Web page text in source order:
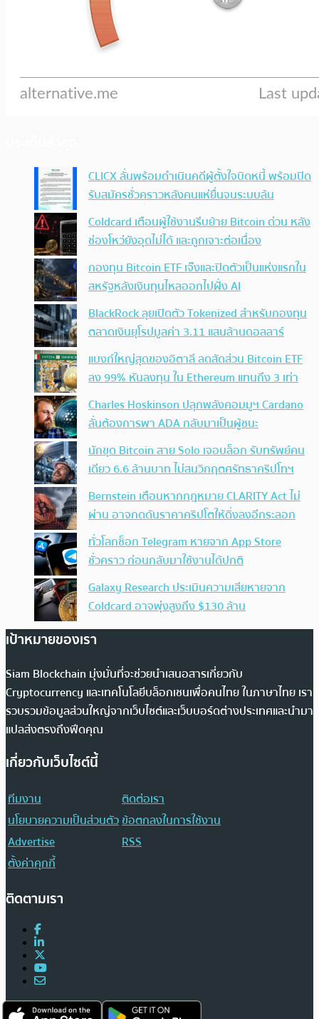
CLICX ลั่นพร้อมดำเนินคดีผู้ตั้งใจบิดหนี้ พร้อมปิด
รับสมัครชั่วคราวหลังคนแห่ยื่นจนระบบล้น
Coldcard เตือนผู้ใช้งานรีบย้าย Bitcoin ด่วน หลัง
ช่องโหว่ยังอุดไม่ได้ และถูกเจาะต่อเนื่อง
กองทุน Bitcoin ETF เจ๊งและปิดตัวเป็นแห่งแรกใน
สหรัฐหลังเงินทุนไหลออกไปฝั่ง AI
BlackRock ลุยเปิดตัว Tokenized สำหรับกองทุน
ตลาดเงินยุโรปมูลค่า 3.11 แสนล้านดอลลาร์
แบงก์ใหญ่สุดของอิตาลี ลดสัดส่วน Bitcoin ETF
ลง 99% หันลงทุน ใน Ethereum แทนถึง 3 เท่า
Charles Hoskinson ปลุกพลังคอมมูฯ Cardano
ลั่นต้องการพา ADA กลับมาเป็นผู้ชนะ
นักขุด Bitcoin สาย Solo เจอบล็อก รับทรัพย์คน
เดียว 6.6 ล้านบาท ไม่สนวิกฤตศรัทธาคริปโทฯ
Bernstein เตือนหากกฎหมาย CLARITY Act ไม่
ผ่าน อาจกดดันราคาคริปโตให้ดิ่งลงอีกระลอก
ทั่วโลกช็อก Telegram หายจาก App Store
ชั่วคราว ก่อนกลับมาใช้งานได้ปกติ
Galaxy Research ประเมินความเสียหายจาก
Coldcard อาจพุ่งสูงถึง $130 ล้าน
เป้าหมายของเรา
Siam Blockchain มุ่งมั่นที่จะช่วยนำเสนอสารเกี่ยวกับ
Cryptocurrency และเทคโนโลยีบล็อกเชนเพื่อคนไทย ในภาษาไทย เรา
รวบรวมข้อมูลส่วนใหญ่จากเว็บไซต์และเว็บบอร์ดต่างประเทศและนำมา
แปลส่งตรงถึงฟีดคุณ
เกี่ยวกับเว็บไซต์นี้
ทีมงาน
ติดต่อเรา
นโยบายความเป็นส่วนตัวข้อตกลงในการใช้งาน
Advertise
RSS
ตั้งค่าคุกกี้
ติดตามเรา